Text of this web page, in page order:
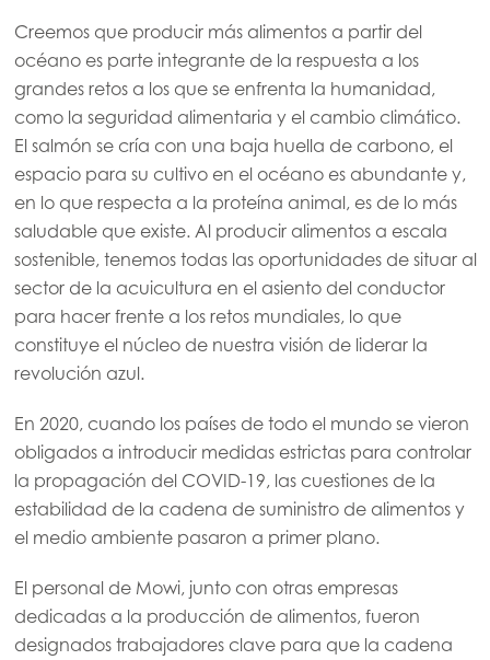
Creemos que producir más alimentos a partir del
océano es parte integrante de la respuesta a los
grandes retos a los que se enfrenta la humanidad,
como la seguridad alimentaria y el cambio climático.
El salmón se cría con una baja huella de carbono, el
espacio para su cultivo en el océano es abundante y,
en lo que respecta a la proteína animal, es de lo más
saludable que existe. Al producir alimentos a escala
sostenible, tenemos todas las oportunidades de situar al
sector de la acuicultura en el asiento del conductor
para hacer frente a los retos mundiales, lo que
constituye el núcleo de nuestra visión de liderar la
revolución azul.
En 2020, cuando los países de todo el mundo se vieron
obligados a introducir medidas estrictas para controlar
la propagación del COVID-19, las cuestiones de la
estabilidad de la cadena de suministro de alimentos y
el medio ambiente pasaron a primer plano.
El personal de Mowi, junto con otras empresas
dedicadas a la producción de alimentos, fueron
designados trabajadores clave para que la cadena